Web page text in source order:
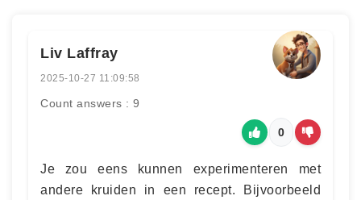
Liv Laffray
2025-10-27 11:09:58
Count answers : 9
0
Je zou eens kunnen experimenteren met
andere kruiden in een recept. Bijvoorbeeld